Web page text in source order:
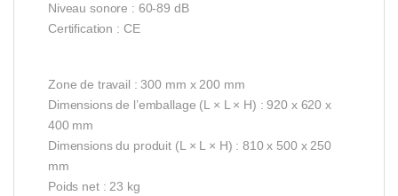
Niveau sonore : 60-89 dB
Certification : CE
Zone de travail : 300 mm x 200 mm
Dimensions de l’emballage (L × L × H) : 920 x 620 x
400 mm
Dimensions du produit (L × L × H) : 810 x 500 x 250
mm
Poids net : 23 kg